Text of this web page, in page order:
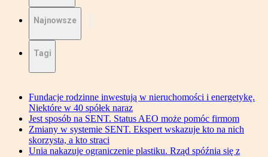
Najnowsze
Tagi
Fundacje rodzinne inwestują w nieruchomości i energetykę.
Niektóre w 40 spółek naraz
Jest sposób na SENT. Status AEO może pomóc firmom
Zmiany w systemie SENT. Ekspert wskazuje kto na nich
skorzysta, a kto straci
Unia nakazuje ograniczenie plastiku. Rząd spóźnia się z